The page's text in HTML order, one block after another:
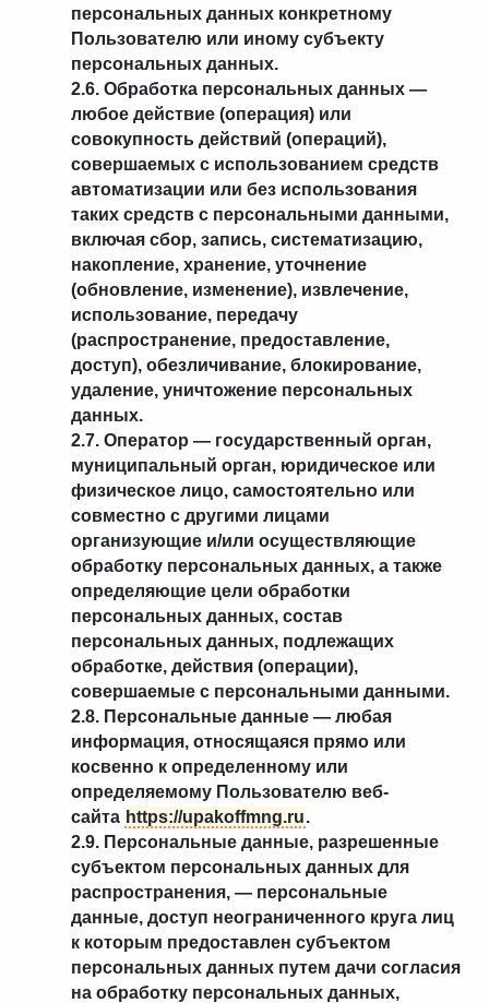
персональных данных конкретному
Пользователю или иному субъекту
персональных данных.
2.6. Обработка персональных данных —
любое действие (операция) или
совокупность действий (операций),
совершаемых с использованием средств
автоматизации или без использования
таких средств с персональными данными,
включая сбор, запись, систематизацию,
накопление, хранение, уточнение
(обновление, изменение), извлечение,
использование, передачу
(распространение, предоставление,
доступ), обезличивание, блокирование,
удаление, уничтожение персональных
данных.
2.7. Оператор — государственный орган,
муниципальный орган, юридическое или
физическое лицо, самостоятельно или
совместно с другими лицами
организующие и/или осуществляющие
обработку персональных данных, а также
определяющие цели обработки
персональных данных, состав
персональных данных, подлежащих
обработке, действия (операции),
совершаемые с персональными данными.
2.8. Персональные данные — любая
информация, относящаяся прямо или
косвенно к определенному или
определяемому Пользователю веб-
сайта https://upakoffmng.ru.
2.9. Персональные данные, разрешенные
субъектом персональных данных для
распространения, — персональные
данные, доступ неограниченного круга лиц
к которым предоставлен субъектом
персональных данных путем дачи согласия
на обработку персональных данных,